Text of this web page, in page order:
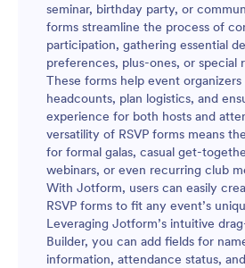
seminar, birthday party, or
forms streamline the process of
participation, gathering essential
preferences, plus-ones, or special
These forms help event
headcounts, plan logistics, and
experience for both hosts and
versatility of RSVP forms means
for formal galas, casual get-
webinars, or even recurring club
With Jotform, users can easily
RSVP forms to fit any event’s
Leveraging Jotform’s intuitive
Builder, you can add fields for
information, attendance status,